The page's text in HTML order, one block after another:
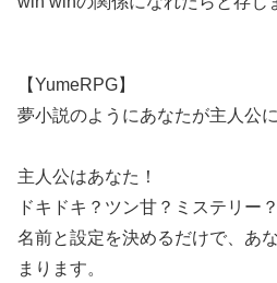
【YumeRPG】
夢小説のようにあなたが主人公
主人公はあなた！
ドキドキ？ツン甘？ミステリー
名前と設定を決めるだけで、あ
まります。